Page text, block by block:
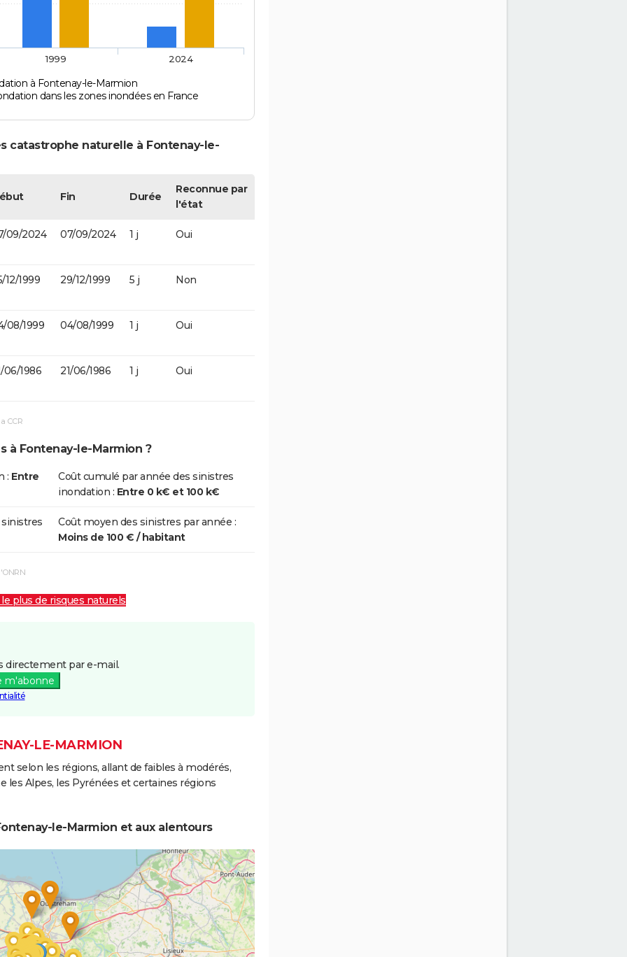
à Fontenay-le-Marmion
dans les zones inondées en France
1999 2024
catastrophe naturelle à Fontenay-le-
Fin Durée
Reconnue par
l'état
09/2024 07/09/2024 1 j Oui
12/1999 29/12/1999 5 j Non
08/1999 04/08/1999 1 j Oui
06/1986 21/06/1986 1 j Oui
CCR
à Fontenay-le-Marmion ?
: Entre
Coût cumulé par année des sinistres
inondation : Entre 0 k€ et 100 k€
Coût moyen des sinistres par année :
Moins de 100 € / habitant
plus de risques naturels
directement par e-mail.
m'abonne
LE-MARMION
selon les régions, allant de faibles à modérés,
les Alpes, les Pyrénées et certaines régions
le-Marmion et aux alentours